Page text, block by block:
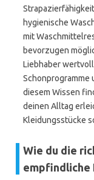
hygienische
mit
bevorzugen
Liebhaber
diesem Wissen
deinen Alltag
Kleidungsstücke
Wie du die
empfindliche